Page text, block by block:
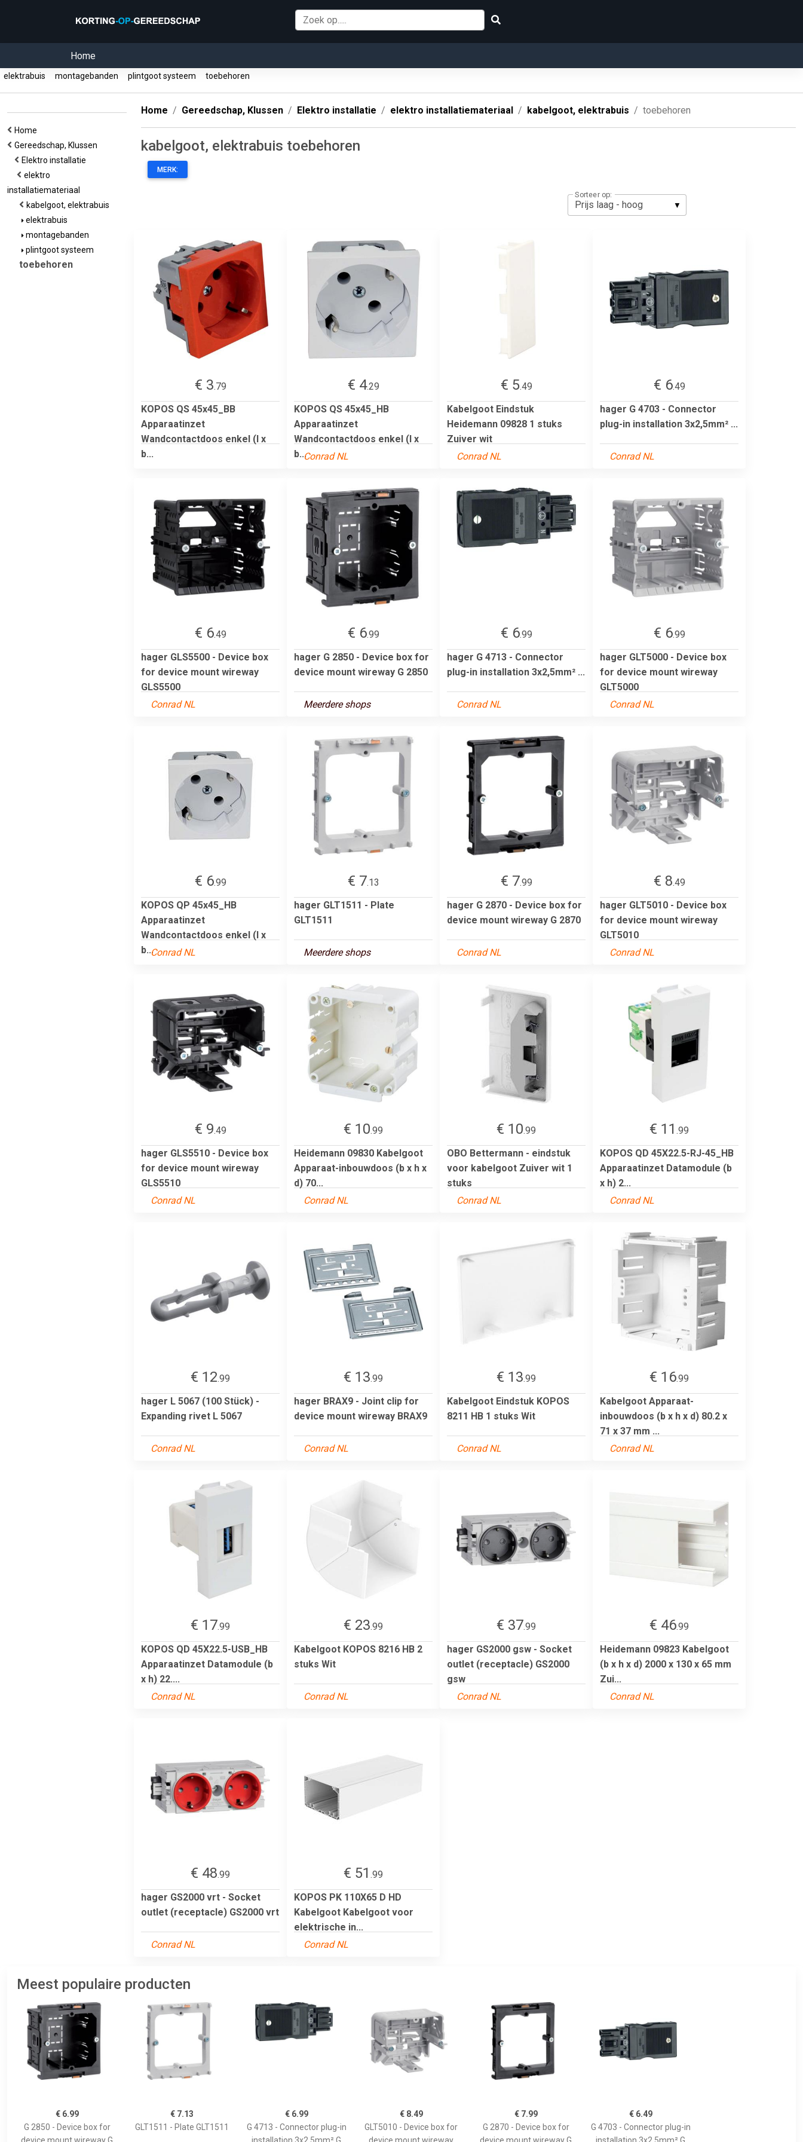
Home
elektrabuis montagebanden plintgoot systeem toebehoren
Home
Gereedschap, Klussen
Elektro installatie
elektro
installatiemateriaal
kabelgoot, elektrabuis
elektrabuis
montagebanden
plintgoot systeem
toebehoren
Home Gereedschap, Klussen Elektro installatie elektro installatiemateriaal kabelgoot, elektrabuis toebehoren
kabelgoot, elektrabuis toebehoren
MERK:
Sorteer op:
€ 3.79
KOPOS QS 45x45_BB
Apparaatinzet
Wandcontactdoos enkel (l x
b...
€ 4.29
KOPOS QS 45x45_HB
Apparaatinzet
Wandcontactdoos enkel (l x
b...Conrad NL
€ 5.49
Kabelgoot Eindstuk
Heidemann 09828 1 stuks
Zuiver wit
Conrad NL
€ 6.49
hager G 4703 - Connector
plug-in installation 3x2,5mm² ...
Conrad NL
€ 6.49
hager GLS5500 - Device box
for device mount wireway
GLS5500
Conrad NL
€ 6.99
hager G 2850 - Device box for
device mount wireway G 2850
Meerdere shops
€ 6.99
hager G 4713 - Connector
plug-in installation 3x2,5mm² ...
Conrad NL
€ 6.99
hager GLT5000 - Device box
for device mount wireway
GLT5000
Conrad NL
€ 6.99
KOPOS QP 45x45_HB
Apparaatinzet
Wandcontactdoos enkel (l x
b...Conrad NL
€ 7.13
hager GLT1511 - Plate
GLT1511
Meerdere shops
€ 7.99
hager G 2870 - Device box for
device mount wireway G 2870
Conrad NL
€ 8.49
hager GLT5010 - Device box
for device mount wireway
GLT5010
Conrad NL
€ 9.49
hager GLS5510 - Device box
for device mount wireway
GLS5510
Conrad NL
€ 10.99
Heidemann 09830 Kabelgoot
Apparaat-inbouwdoos (b x h x
d) 70...
Conrad NL
€ 10.99
OBO Bettermann - eindstuk
voor kabelgoot Zuiver wit 1
stuks
Conrad NL
€ 11 .99
KOPOS QD 45X22.5-RJ-45_HB
Apparaatinzet Datamodule (b
x h) 2...
Conrad NL
€ 12.99
hager L 5067 (100 Stück) -
Expanding rivet L 5067
Conrad NL
€ 13.99
hager BRAX9 - Joint clip for
device mount wireway BRAX9
Conrad NL
€ 13.99
Kabelgoot Eindstuk KOPOS
8211 HB 1 stuks Wit
Conrad NL
€ 16.99
Kabelgoot Apparaat-
inbouwdoos (b x h x d) 80.2 x
71 x 37 mm ...
Conrad NL
€ 17.99
KOPOS QD 45X22.5-USB_HB
Apparaatinzet Datamodule (b
x h) 22....
Conrad NL
€ 23.99
Kabelgoot KOPOS 8216 HB 2
stuks Wit
Conrad NL
€ 37.99
hager GS2000 gsw - Socket
outlet (receptacle) GS2000
gsw
Conrad NL
€ 46.99
Heidemann 09823 Kabelgoot
(b x h x d) 2000 x 130 x 65 mm
Zui...
Conrad NL
€ 48.99
hager GS2000 vrt - Socket
outlet (receptacle) GS2000 vrt
Conrad NL
€ 51 .99
KOPOS PK 110X65 D HD
Kabelgoot Kabelgoot voor
elektrische in...
Conrad NL
Meest populaire producten
€ 6.99
G 2850 - Device box for
device mount wireway G
€ 7.13
GLT1511 - Plate GLT1511
€ 6.99
G 4713 - Connector plug-in
installation 3x2,5mm² G
€ 8.49
GLT5010 - Device box for
device mount wireway
€ 7.99
G 2870 - Device box for
device mount wireway G
€ 6.49
G 4703 - Connector plug-in
installation 3x2,5mm² G